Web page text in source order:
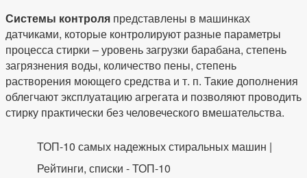
Системы контроля представлены в машинках
датчиками, которые контролируют разные параметры
процесса стирки – уровень загрузки барабана, степень
загрязнения воды, количество пены, степень
растворения моющего средства и т. п. Такие дополнения
облегчают эксплуатацию агрегата и позволяют проводить
стирку практически без человеческого вмешательства.
ТОП-10 самых надежных стиральных машин |
Рейтинги, списки - ТОП-10